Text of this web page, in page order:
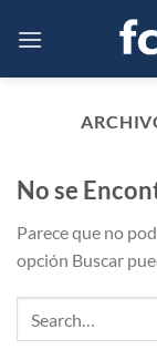
No se
Parece que no
opción Buscar